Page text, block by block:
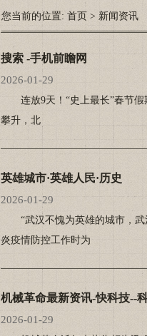
您当前的位置: 首页 > 新闻资讯
搜索 -手机前瞻网
2026-01-29
连放9天！“史上最长”春节假
攀升，北
英雄城市·英雄人民·历史
2026-01-29
“武汉不愧为英雄的城市，武
炎疫情防控工作时为
机械革命最新资讯-快科技--
2026-01-29